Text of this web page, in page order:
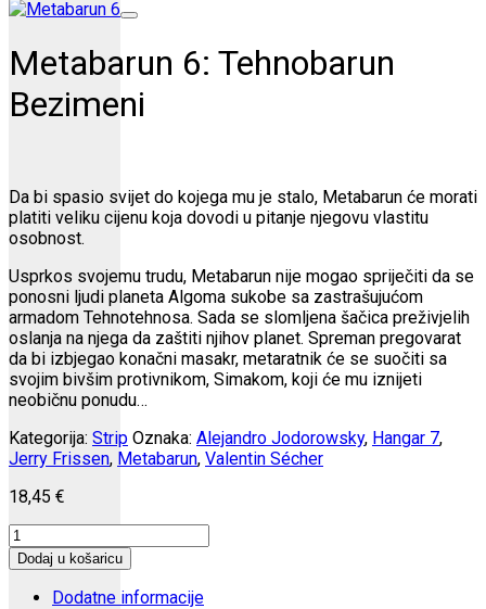
Metabarun 6: Tehnobarun
Bezimeni
Da bi spasio svijet do kojega mu je stalo, Metabarun će morati
platiti veliku cijenu koja dovodi u pitanje njegovu vlastitu
osobnost.
Usprkos svojemu trudu, Metabarun nije mogao spriječiti da se
ponosni ljudi planeta Algoma sukobe sa zastrašujućom
armadom Tehnotehnosa. Sada se slomljena šačica preživjelih
oslanja na njega da zaštiti njihov planet. Spreman pregovarat
da bi izbjegao konačni masakr, metaratnik će se suočiti sa
svojim bivšim protivnikom, Simakom, koji će mu iznijeti
neobičnu ponudu…
Kategorija: Strip Oznaka: Alejandro Jodorowsky, Hangar 7,
Jerry Frissen, Metabarun, Valentin Sécher
18,45 €
Metabarun
6:
Tehnobarun
Bezimeni
Dodaj u košaricu
Dodatne informacije